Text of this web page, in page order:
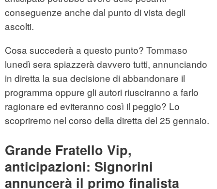
conseguenze anche dal punto di vista degli
ascolti.
Cosa succederà a questo punto? Tommaso
lunedì sera spiazzerà davvero tutti, annunciando
in diretta la sua decisione di abbandonare il
programma oppure gli autori riusciranno a farlo
ragionare ed eviteranno così il peggio? Lo
scopriremo nel corso della diretta del 25 gennaio.
Grande Fratello Vip,
anticipazioni: Signorini
annuncerà il primo finalista